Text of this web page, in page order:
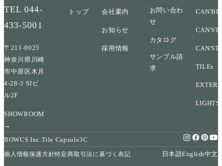
TEL044-
433-5001
〒211-0025
神奈川県川崎
市中原区木月
4-28-3 SJビ
ル2F
SHOWROOM
→
トップ 会社案内
お知らせ
採用情報
お問い合わ
せ
カタログ
サンプル請
求
TILEs
LIGHTS
BOWCS Inc. Tile Capsule3C
個人情報保護方針特定商取引法に基づく表記 日本語English中文